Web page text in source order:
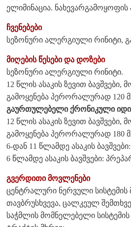
ელიმინაცია.
ჩვენებები
სეზონური ალერგიული რინიტი,
მიღების წესები და დოზები
სეზონური ალერგიული რინიტი.
12 წლის ასაკის ზევით
გამოყენება პერორალურად
გაურთულებელი ქრონიკული
12 წლის ასაკის ზევით
გამოყენება პერორალურად 180
6-დან 11 წლამდე ასაკის
6 წლამდე ასაკის ბავშვები:
გვერდითი მოვლენები
ცენტრალური ნერვული
თავბრუსხვევა, ცალკეულ
საჭმლის მომნელებელი